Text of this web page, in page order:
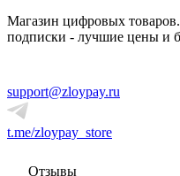
Магазин цифровых
подписки - лучшие цены и
support@zloypay.ru
t.me/zloypay_store
Отзывы